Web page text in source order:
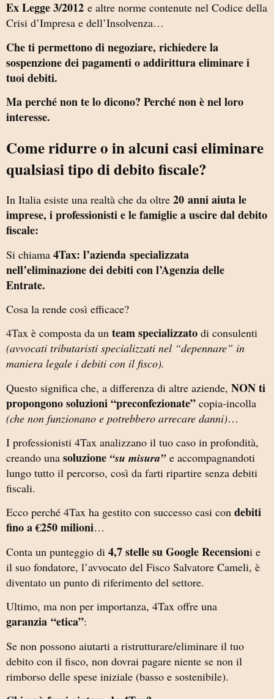
Ex Legge 3/2012 e altre norme contenute nel Codice della
Crisi d’Impresa e dell’Insolvenza…
Che ti permettono di negoziare, richiedere la
sospenzione dei pagamenti o addirittura eliminare i
tuoi debiti.
Ma perché non te lo dicono? Perché non è nel loro
interesse.
Come ridurre o in alcuni casi eliminare
qualsiasi tipo di debito fiscale?
In Italia esiste una realtà che da oltre 20 anni aiuta le
imprese, i professionisti e le famiglie a uscire dal debito
fiscale:
Si chiama 4Tax: l’azienda specializzata
nell’eliminazione dei debiti con l’Agenzia delle
Entrate.
Cosa la rende così efficace?
4Tax è composta da un team specializzato di consulenti
(avvocati tributaristi specializzati nel “depennare” in
maniera legale i debiti con il fisco).
Questo significa che, a differenza di altre aziende, NON ti
propongono soluzioni “preconfezionate” copia-incolla
(che non funzionano e potrebbero arrecare danni)…
I professionisti 4Tax analizzano il tuo caso in profondità,
creando una soluzione “su misura”e accompagnandoti
lungo tutto il percorso, così da farti ripartire senza debiti
fiscali.
Ecco perché 4Tax ha gestito con successo casi con debiti
fino a €250 milioni…
Conta un punteggio di 4,7 stelle su Google Recensioni e
il suo fondatore, l’avvocato del Fisco Salvatore Cameli, è
diventato un punto di riferimento del settore.
Ultimo, ma non per importanza, 4Tax offre una
garanzia “etica”:
Se non possono aiutarti a ristrutturare/eliminare il tuo
debito con il fisco, non dovrai pagare niente se non il
rimborso delle spese iniziale (basso e sostenibile).